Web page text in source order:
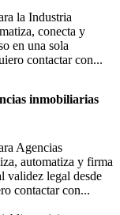
la Industria
conecta y
en una sola
contactar con...
inmobiliarias
Agencias
automatiza y firma
validez legal desde
contactar con...